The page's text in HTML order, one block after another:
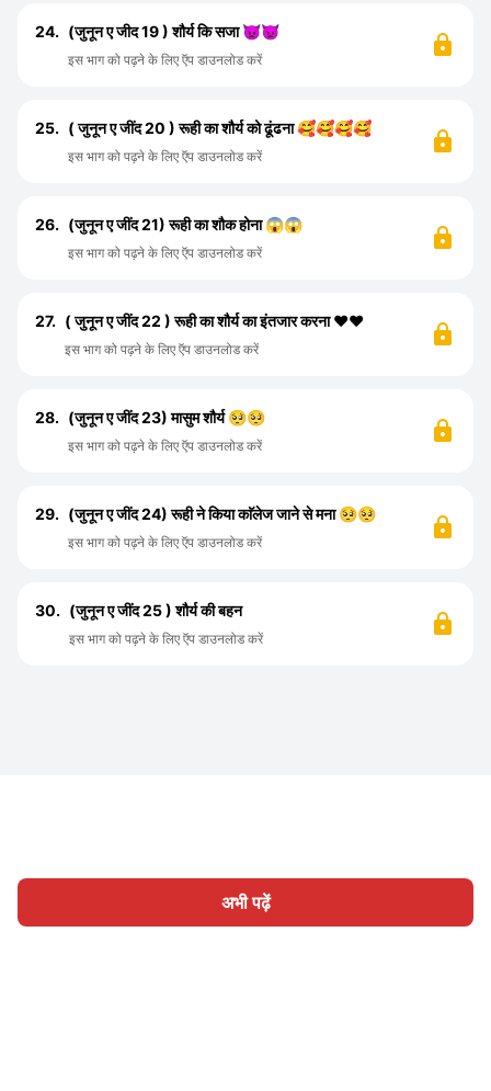
अभी पढ़ें
24. (जुनून ए जीद 19 ) शौर्य कि सजा 👿👿
इस भाग को पढ़ने के लिए ऍप डाउनलोड करें
25. ( जुनून ए जींद 20 ) रूही का शौर्य को ढूंढना 🥰🥰🥰🥰
इस भाग को पढ़ने के लिए ऍप डाउनलोड करें
26. (जुनून ए जींद 21) रूही का शौक होना 😱😱
इस भाग को पढ़ने के लिए ऍप डाउनलोड करें
27. ( जुनून ए जींद 22 ) रूही का शौर्य का इंतजार करना ♥️♥️
इस भाग को पढ़ने के लिए ऍप डाउनलोड करें
28. (जुनून ए जींद 23) मासुम शौर्य 🥺🥺
इस भाग को पढ़ने के लिए ऍप डाउनलोड करें
29. (जुनून ए जींद 24) रूही ने किया काॅलेज जाने से मना 🥺🥺
इस भाग को पढ़ने के लिए ऍप डाउनलोड करें
30. (जुनून ए जींद 25 ) शौर्य की बहन
इस भाग को पढ़ने के लिए ऍप डाउनलोड करें
होम श्रेणी लिखिए लेख साइन इन